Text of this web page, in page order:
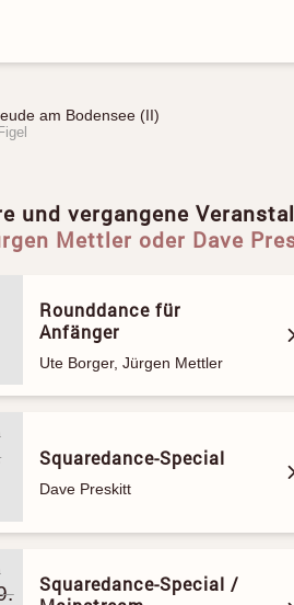
am Bodensee (II)
und vergangene
Mettler oder Dave
Rounddance für
Anfänger
Ute Borger, Jürgen Mettler
Squaredance-Special
Dave Preskitt
Squaredance-Special /